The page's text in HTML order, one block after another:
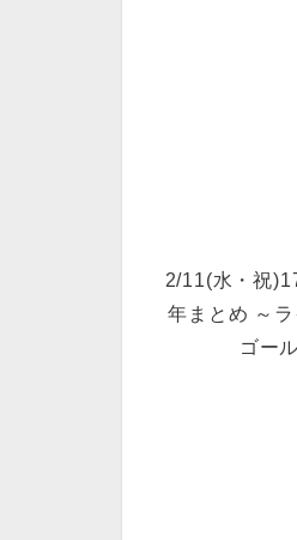
2/11(水・祝
年まとめ ～
ゴー